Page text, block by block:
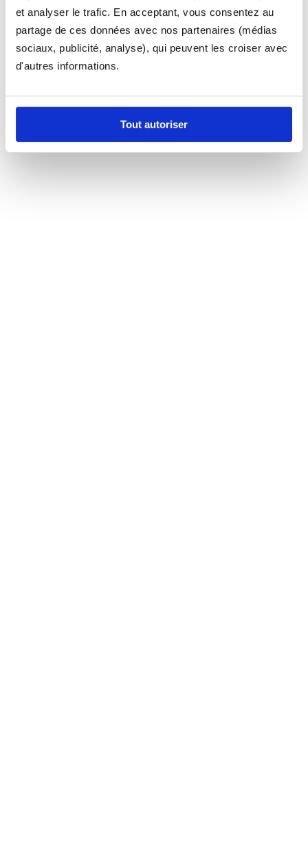
et analyser le trafic. En acceptant, vous consentez au
partage de ces données avec nos partenaires (médias
sociaux, publicité, analyse), qui peuvent les croiser avec
d'autres informations.
Tout autoriser